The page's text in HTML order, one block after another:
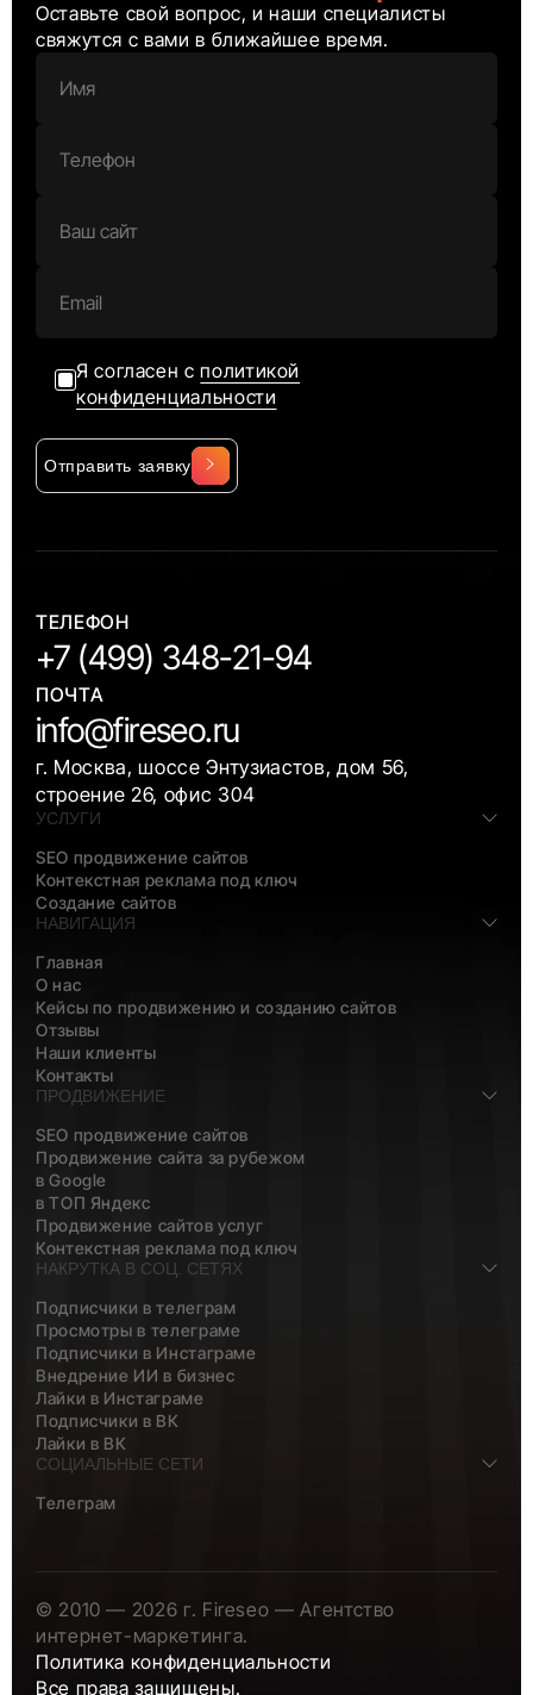
Оставьте свой вопрос, и наши специалисты
свяжутся с вами в ближайшее время.
Я согласен сполитикой
конфиденциальности
Отправить заявку
ТЕЛЕФОН
+7 (499) 348-21-94
ПОЧТА
info@fireseo.ru
г. Москва, шоссе Энтузиастов, дом 56,
строение 26, офис 304
УСЛУГИ
SEO продвижение сайтов
Контекстная реклама под ключ
Создание сайтов
НАВИГАЦИЯ
Главная
О нас
Кейсы по продвижению и созданию сайтов
Отзывы
Наши клиенты
Контакты
ПРОДВИЖЕНИЕ
SEO продвижение сайтов
Продвижение сайта за рубежом
в Google
в ТОП Яндекс
Продвижение сайтов услуг
Контекстная реклама под ключ
НАКРУТКА В СОЦ. СЕТЯХ
Подписчики в телеграм
Просмотры в телеграме
Подписчики в Инстаграме
Внедрение ИИ в бизнес
Лайки в Инстаграме
Подписчики в ВК
Лайки в ВК
СОЦИАЛЬНЫЕ СЕТИ
Телеграм
© 2010 — 2026 г. Fireseo — Агентство
интернет-маркетинга.
Политика конфиденциальности
Все права защищены.